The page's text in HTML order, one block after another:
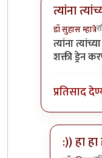
त्यांना
डॉ सुहास म्हात्रे
In reply to
त्यांना
शक्ती ड्रेन
प्रतिसाद
:)) हा हा